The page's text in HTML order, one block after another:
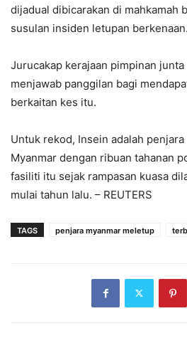
dijadual dibicarakan di mahkamah
susulan insiden letupan berkenaan.
Jurucakap kerajaan pimpinan
menjawab panggilan bagi
berkaitan kes itu.
Untuk rekod, Insein adalah
Myanmar dengan ribuan tahanan
fasiliti itu sejak rampasan kuasa
mulai tahun lalu. – REUTERS
TAGS penjara myanmar meletup